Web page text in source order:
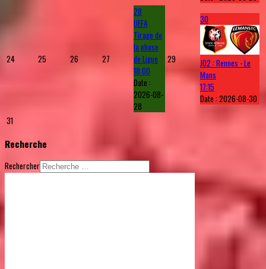
24 25 26 27
28
UEFA
Tirage de
la phase
de Ligue
18:00
Date :
2026-08-
28
29
30
J02 : Rennes - Le
Mans
17:15
Date :2026-08-30
31
Recherche
Rechercher